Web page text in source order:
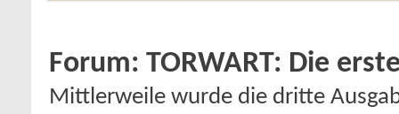
Forum: TORWART: Die
Mittlerweile wurde die dritte